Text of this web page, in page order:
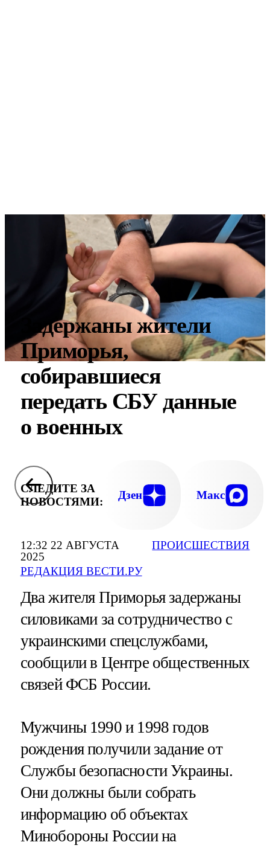
12:32 22 АВГУСТА
2025
РЕДАКЦИЯ ВЕСТИ.РУ
ПРОИСШЕСТВИЯ
Задержаны жители
Приморья,
собиравшиеся
передать СБУ данные
о военных
СЛЕДИТЕ ЗА
НОВОСТЯМИ:
Дзен Макс
Два жителя Приморья задержаны
силовиками за сотрудничество с
украинскими спецслужбами,
сообщили в Центре общественных
связей ФСБ России.
Мужчины 1990 и 1998 годов
рождения получили задание от
Службы безопасности Украины.
Они должны были собрать
информацию об объектах
Минобороны России на